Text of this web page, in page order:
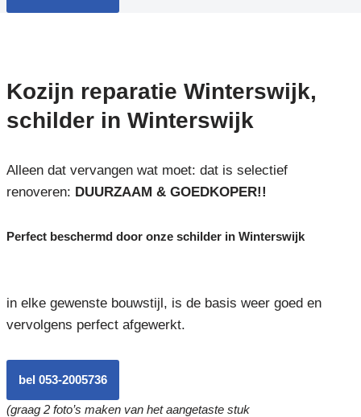
Kozijn reparatie Winterswijk,
schilder in Winterswijk
Alleen dat vervangen wat moet: dat is selectief
renoveren: DUURZAAM & GOEDKOPER!!
Perfect beschermd door onze schilder in Winterswijk
in elke gewenste bouwstijl, is de basis weer goed en
vervolgens perfect afgewerkt.
bel 053-2005736
(graag 2 foto’s maken van het aangetaste stuk